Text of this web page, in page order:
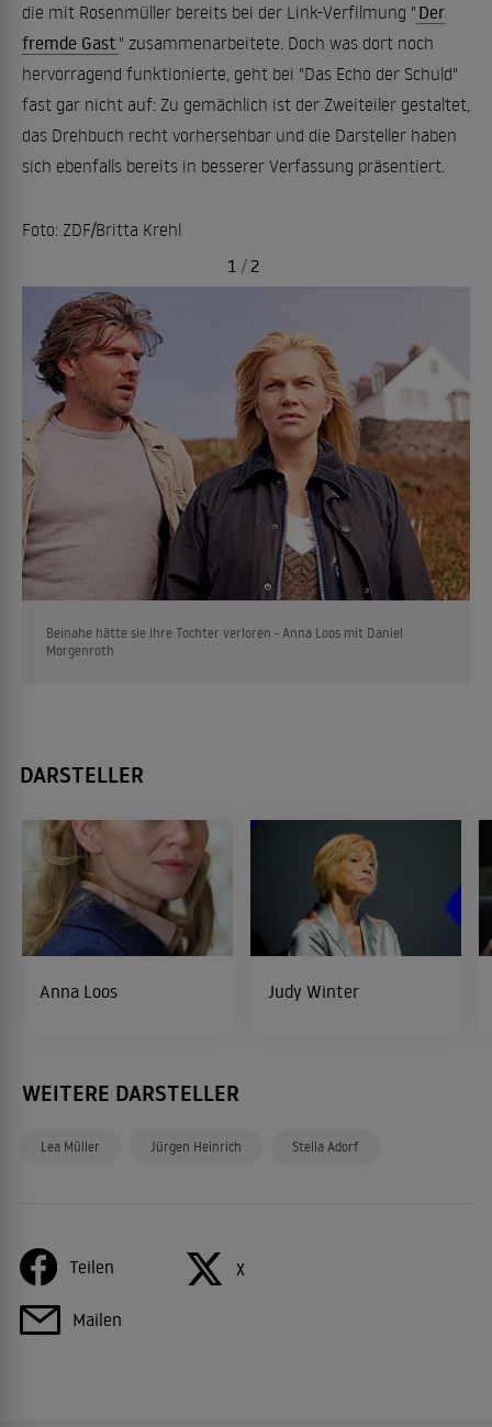
die mit Rosenmüller bereits bei der Link-Verfilmung " Der
fremde Gast " zusammenarbeitete. Doch was dort noch
hervorragend funktionierte, geht bei "Das Echo der Schuld"
fast gar nicht auf: Zu gemächlich ist der Zweiteiler gestaltet,
das Drehbuch recht vorhersehbar und die Darsteller haben
sich ebenfalls bereits in besserer Verfassung präsentiert.
Foto: ZDF/Britta Krehl
Beinahe hätte sie ihre Tochter verloren - Anna Loos mit Daniel
Morgenroth
1 / 2
DARSTELLER
Anna Loos Judy Winter
WEITERE DARSTELLER
Lea Müller Jürgen Heinrich Stella Adorf
Teilen X
Mailen